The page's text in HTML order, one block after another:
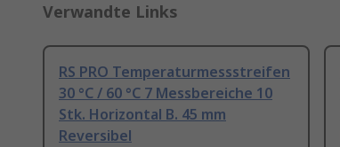
Verwandte Links
RS PRO Temperaturmessstreifen
30 °C / 60 °C 7 Messbereiche 10
Stk. Horizontal B. 45 mm
Reversibel